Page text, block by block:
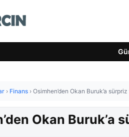
› Finans › Osimhen’den Okan Buruk’a
Okan Buruk’a